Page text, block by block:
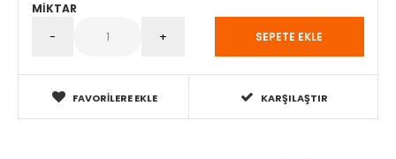
MIKTAR
FAVORILERE EKLE KARŞILAŞTIR